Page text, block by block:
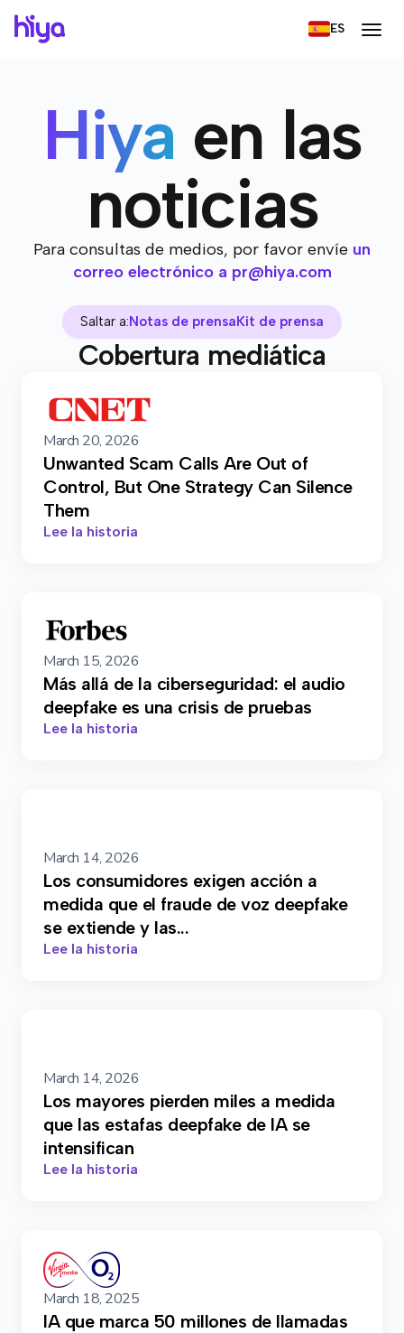
ES
Hiya en las
noticias
Para consultas de medios, por favor envíe un
correo electrónico a pr@hiya.com
Saltar a:Notas de prensaKit de prensa
Cobertura mediática
March 20, 2026
Unwanted Scam Calls Are Out of
Control, But One Strategy Can Silence
Them
Lee la historia
March 15, 2026
Más allá de la ciberseguridad: el audio
deepfake es una crisis de pruebas
Lee la historia
March 14, 2026
Los consumidores exigen acción a
medida que el fraude de voz deepfake
se extiende y las...
Lee la historia
March 14, 2026
Los mayores pierden miles a medida
que las estafas deepfake de IA se
intensifican
Lee la historia
March 18, 2025
IA que marca 50 millones de llamadas